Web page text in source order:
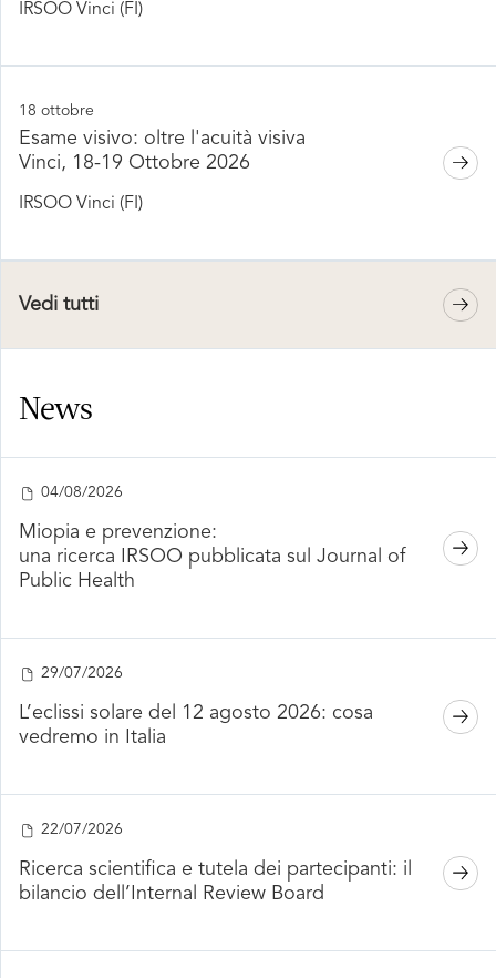
IRSOO Vinci (FI)
18 ottobre
Esame visivo: oltre l'acuità visiva
Vinci, 18-19 Ottobre 2026
IRSOO Vinci (FI)
Vedi tutti
News
04/08/2026
Miopia e prevenzione:
una ricerca IRSOO pubblicata sul Journal of
Public Health
29/07/2026
L’eclissi solare del 12 agosto 2026: cosa
vedremo in Italia
22/07/2026
Ricerca scientifica e tutela dei partecipanti: il
bilancio dell’Internal Review Board